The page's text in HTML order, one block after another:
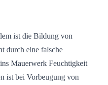
ist die Bildung von
durch eine falsche
Mauerwerk Feuchtigkeit
ist bei Vorbeugung von